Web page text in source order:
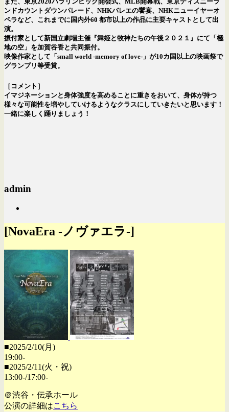
ンドカウントダウンパレード、NHKバレエの饗宴、NHKニューイヤーオ
ペラなど、これまでに国内外60 都市以上の作品に主要キャストとして出
演。
振付家として新国立劇場主催『舞姫と牧神たちの午後２０２１』にて「極
地の空」を加賀谷香と共同振付。
映像作家として「small world -memory of love-」が10カ国以上の映画祭で
グランプリ等受賞。
［コメント］
イマジネーションと身体強度を高めることに重きをおいて、身体が持つ
様々な可能性を増やしていけるようなクラスにしていきたいと思います！
一緒に楽しく踊りましょう！
admin
[NovaEra -ノヴァエラ-]
■2025/2/10(月)
19:00-
■2025/2/11(火・祝)
13:00-/17:00-
＠渋谷・伝承ホール
公演の詳細はこちら